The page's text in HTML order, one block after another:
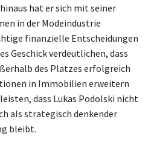
hat er sich mit seiner
in der Modeindustrie
finanzielle Entscheidungen
Geschick verdeutlichen, dass
des Platzes erfolgreich
in Immobilien erweitern
dass Lukas Podolski nicht
als strategisch denkender
bleibt.